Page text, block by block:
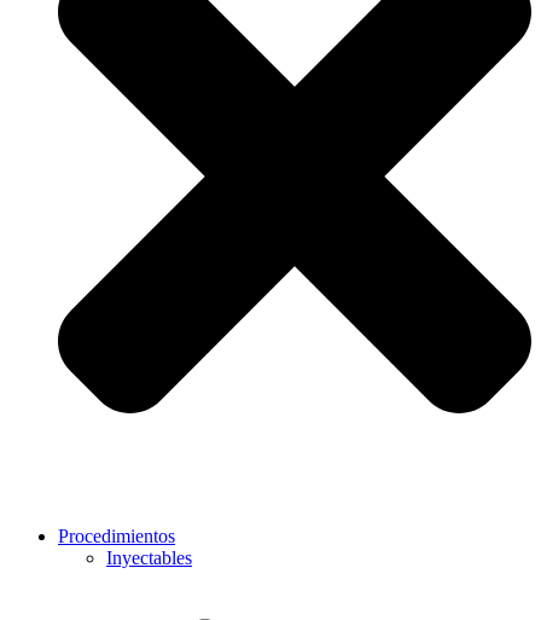
Procedimientos
Inyectables